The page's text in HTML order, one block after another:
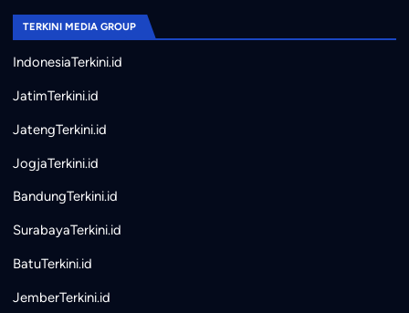
TERKINI MEDIA GROUP
IndonesiaTerkini.id
JatimTerkini.id
JatengTerkini.id
JogjaTerkini.id
BandungTerkini.id
SurabayaTerkini.id
BatuTerkini.id
JemberTerkini.id